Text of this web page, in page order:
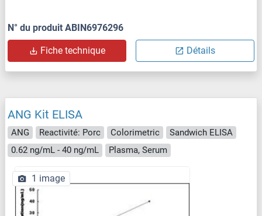
N° du produit ABIN6976296
Fiche technique Détails
ANG Kit ELISA
ANG Reactivité: Porc Colorimetric
Sandwich ELISA
0.62 ng/mL - 40 ng/mL
Plasma, Serum
1 image